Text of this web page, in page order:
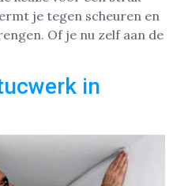
je tegen scheuren en
Of je nu zelf aan de
in